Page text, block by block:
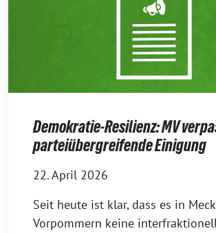
Demokratie-Resilienz: MV
parteiübergreifende Einigung
22. April 2026
Seit heute ist klar, dass es in
Vorpommern keine